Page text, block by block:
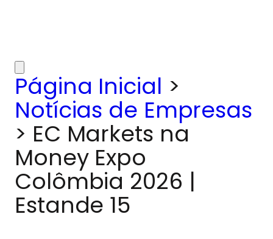
Página Inicial >
Notícias de Empresas
> EC Markets na
Money Expo
Colômbia 2026 |
Estande 15